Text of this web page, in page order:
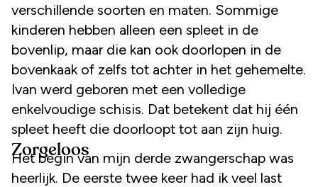
verschillende soorten en maten. Sommige
kinderen hebben alleen een spleet in de
bovenlip, maar die kan ook doorlopen in de
bovenkaak of zelfs tot achter in het gehemelte.
Ivan werd geboren met een volledige
enkelvoudige schisis. Dat betekent dat hij één
spleet heeft die doorloopt tot aan zijn huig.
Zorgeloos
Het begin van mijn derde zwangerschap was
heerlijk. De eerste twee keer had ik veel last